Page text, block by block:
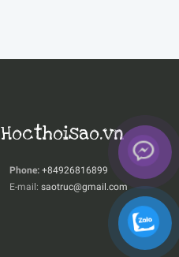
Hocthoisao.vn
Phone: +84926816899
E-mail: saotruc@gmail.com